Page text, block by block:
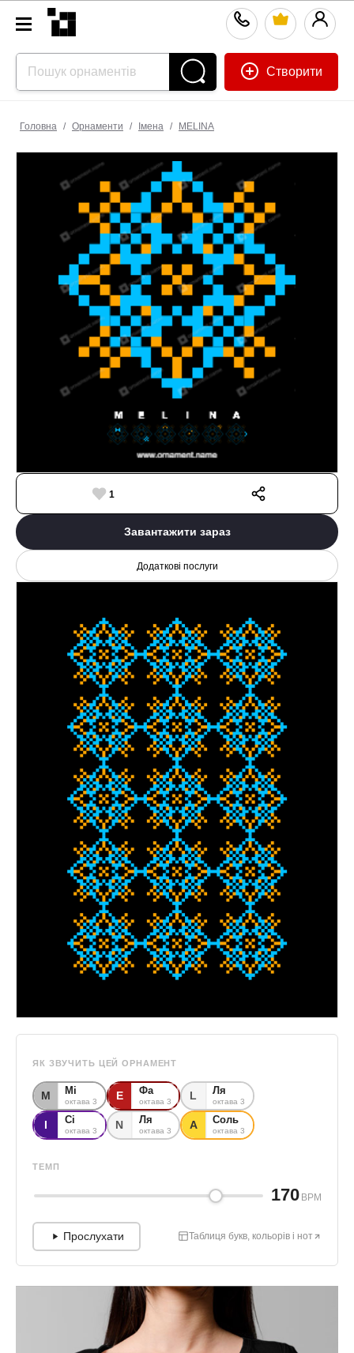
Створити
Головна / Орнаменти / Імена / МЕLINA
1
Завантажити зараз
Додаткові послуги
ЯК ЗВУЧИТЬ ЦЕЙ ОРНАМЕНТ
М Мі
октава 3 Е Фа
октава 3 L Ля
октава 3
І Сі
октава 3 N Ля
октава 3 А Соль
октава 3
ТЕМП
170 BPM
Прослухати Таблиця букв, кольорів і нот